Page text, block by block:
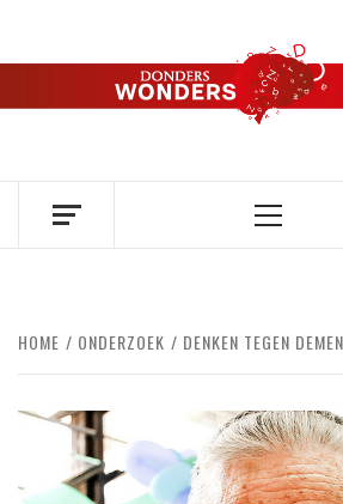
de
OVER HERSENEN EN
Primair
HOME ONDERZOEK DENKEN TEGEN